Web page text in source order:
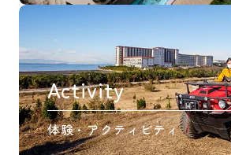
Activity
体験・アクティビティ